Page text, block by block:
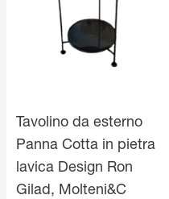
Tavolino da esterno
Panna Cotta in pietra
lavica Design Ron
Gilad, Molteni&C